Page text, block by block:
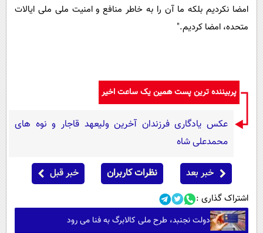
امضا نکردیم بلکه ما آن را به خاطر منافع و امنیت ملی ملی ایالات
متحده، امضا کردیم."
پربیننده ترین پست همین یک ساعت اخیر
عکس یادگاری فرزندان آخرین ولیعهد قاجار و نوه های
محمدعلی شاه
خبر بعد نظرات کاربران خبر قبل
اشتراک گذاری :
دولت نجنبد، طرح ملی کالابرگ به فنا می رود